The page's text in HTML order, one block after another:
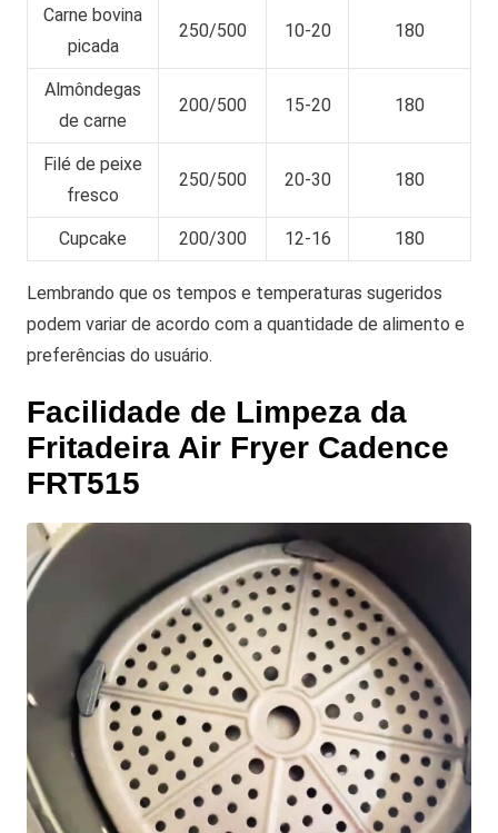
Carne bovina
picada
250/500 10-20 180
Almôndegas
de carne
200/500 15-20 180
Filé de peixe
fresco
250/500 20-30 180
Cupcake 200/300 12-16 180
Lembrando que os tempos e temperaturas sugeridos
podem variar de acordo com a quantidade de alimento e
preferências do usuário.
Facilidade de Limpeza da
Fritadeira Air Fryer Cadence
FRT515